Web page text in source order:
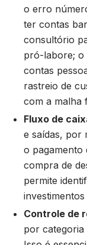
o erro
ter contas
consultório
pró-labore; o
contas
rastreio de
com a malha
Fluxo de
e saídas, por
o pagamento
compra de
permite
Controle de
por